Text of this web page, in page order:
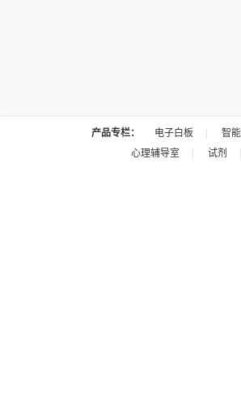
产品专栏： 电子白板 智
心理辅导室
试剂